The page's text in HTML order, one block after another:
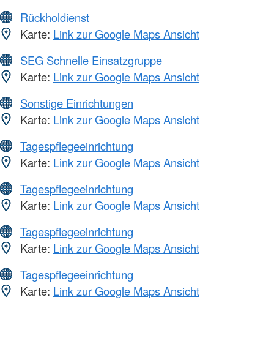
Rückholdienst
Karte: Link zur Google Maps Ansicht
SEG Schnelle Einsatzgruppe
Karte: Link zur Google Maps Ansicht
Sonstige Einrichtungen
Karte: Link zur Google Maps Ansicht
Tagespflegeeinrichtung
Karte: Link zur Google Maps Ansicht
Tagespflegeeinrichtung
Karte: Link zur Google Maps Ansicht
Tagespflegeeinrichtung
Karte: Link zur Google Maps Ansicht
Tagespflegeeinrichtung
Karte: Link zur Google Maps Ansicht